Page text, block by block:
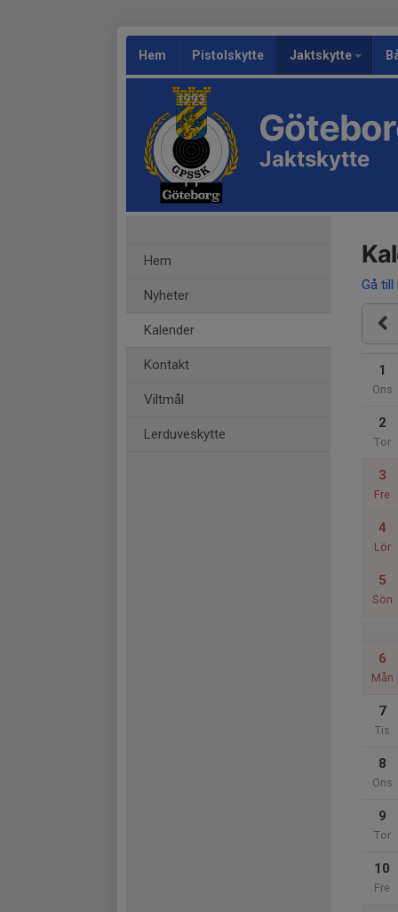
Hem Pistolskytte Jaktskytte
Jaktskytte
Hem
Nyheter
Kalender
Kontakt
Viltmål
Lerduveskytte
Gå till
1
Ons
2
Tor
3
Fre
4
Lör
5
Sön
6
Mån
7
Tis
8
Ons
9
Tor
10
Fre